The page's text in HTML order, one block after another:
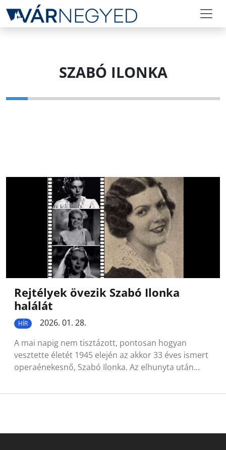
SZABÓ ILONKA
Rejtélyek övezik Szabó Ilonka
halálát
HÍR
2026. 01. 28.
A mai napig nem tisztázott, pontosan hogyan
vesztette életét 1945 elején az akkor 33 éves ismert
operaénekesnő, Szabó Ilonka. Az elhunyta után…